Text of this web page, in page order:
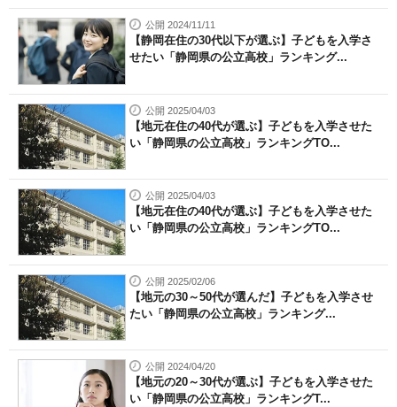
建設×テクノロジーの最前線
ちょっと気になるネットの話題
公開 2024/11/11
【静岡在住の30代以下が選ぶ】子どもを入学さ
せたい「静岡県の公立高校」ランキング...
公開 2025/04/03
【地元在住の40代が選ぶ】子どもを入学させた
い「静岡県の公立高校」ランキングTO...
公開 2025/04/03
【地元在住の40代が選ぶ】子どもを入学させた
い「静岡県の公立高校」ランキングTO...
公開 2025/02/06
【地元の30～50代が選んだ】子どもを入学させ
たい「静岡県の公立高校」ランキング...
公開 2024/04/20
【地元の20～30代が選ぶ】子どもを入学させた
い「静岡県の公立高校」ランキングT...